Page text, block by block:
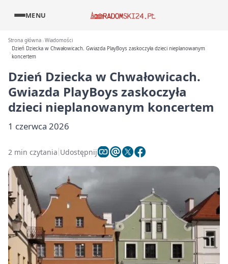
MENU
Strona główna Wiadomości
Dzień Dziecka w Chwałowicach. Gwiazda PlayBoys zaskoczyła dzieci nieplanowanym
koncertem
Dzień Dziecka w Chwałowicach.
Gwiazda PlayBoys zaskoczyła
dzieci nieplanowanym koncertem
1 czerwca 2026
2 min czytania Udostępnij